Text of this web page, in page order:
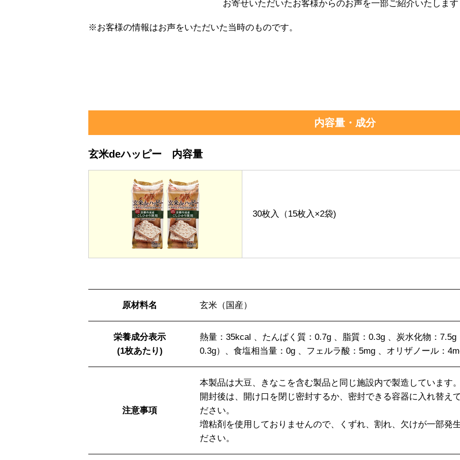
お寄せいただいたお客様からのお声を一部ご紹介いたしま
※お客様の情報はお声をいただいた当時のものです。
内容量・成分
玄米deハッピー 内容量
30枚入（15枚入×2袋)
原材料名 玄米（国産）
栄養成分表示
(1枚あたり)
熱量：35kcal 、たんぱく質：0.7g 、脂質：0.3g 、炭水化物：
0.3g）、食塩相当量：0g 、フェルラ酸：5mg 、オリザノール：
注意事項
本製品は大豆、きなこを含む製品と同じ施設内で製造しています
開封後は、開け口を閉じ密封するか、密封できる容器に入れ替え
ださい。
増粘剤を使用しておりませんので、くずれ、割れ、欠けが一部発
ださい。